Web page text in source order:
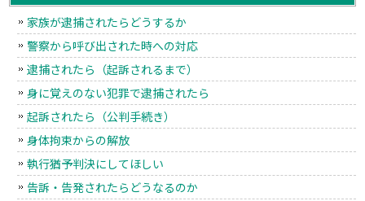
家族が逮捕されたらどうするか
警察から呼び出された時への対応
逮捕されたら（起訴されるまで）
身に覚えのない犯罪で逮捕されたら
起訴されたら（公判手続き）
身体拘束からの解放
執行猶予判決にしてほしい
告訴・告発されたらどうなるのか